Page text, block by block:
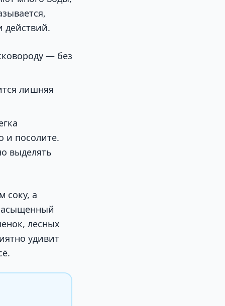
действий.
— без
лишняя
и посолите.
выделять
соку, а
лесных
удивит